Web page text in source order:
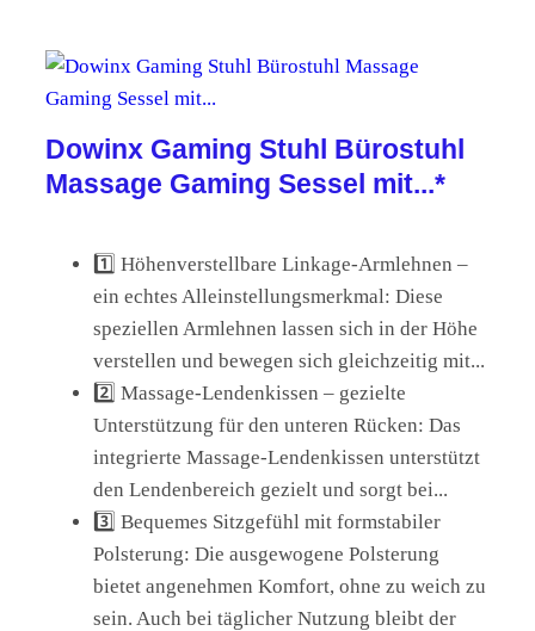
Dowinx Gaming Stuhl Bürostuhl
Massage Gaming Sessel mit...*
1️⃣ Höhenverstellbare Linkage-Armlehnen –
ein echtes Alleinstellungsmerkmal: Diese
speziellen Armlehnen lassen sich in der Höhe
verstellen und bewegen sich gleichzeitig mit...
2️⃣ Massage-Lendenkissen – gezielte
Unterstützung für den unteren Rücken: Das
integrierte Massage-Lendenkissen unterstützt
den Lendenbereich gezielt und sorgt bei...
3️⃣ Bequemes Sitzgefühl mit formstabiler
Polsterung: Die ausgewogene Polsterung
bietet angenehmen Komfort, ohne zu weich zu
sein. Auch bei täglicher Nutzung bleibt der